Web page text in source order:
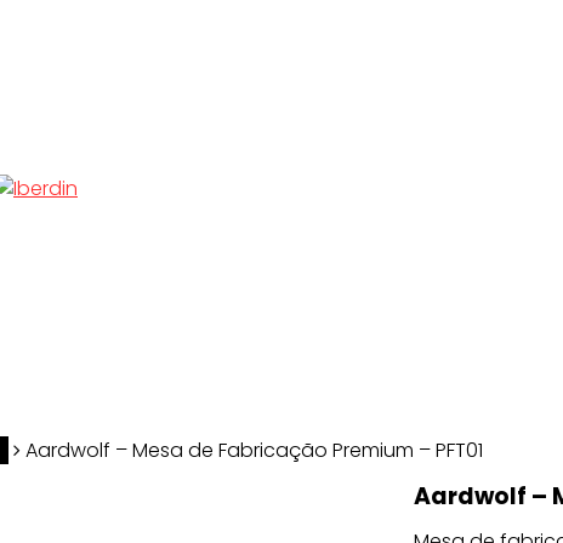
Aardwolf – Mesa de Fabricação Premium – PFT01
Aardwolf –